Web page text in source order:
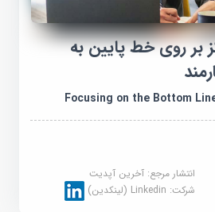
روی خط پایین به
Focusing on the Bottom
انتشار مرجع:آخرین آپدیت
شرکت:Linkedin (لینکدین)